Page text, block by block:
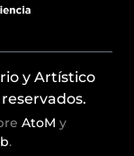
y Artístico
AtoM y
.